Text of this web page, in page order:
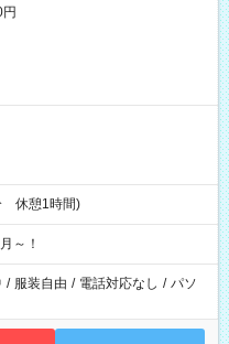
休憩1時間)
～！
/ 服装自由 / 電話対応なし / パソ